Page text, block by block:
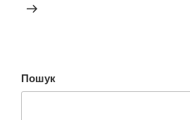
Пошук